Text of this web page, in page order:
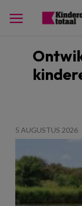
5 AUGUSTUS 2026